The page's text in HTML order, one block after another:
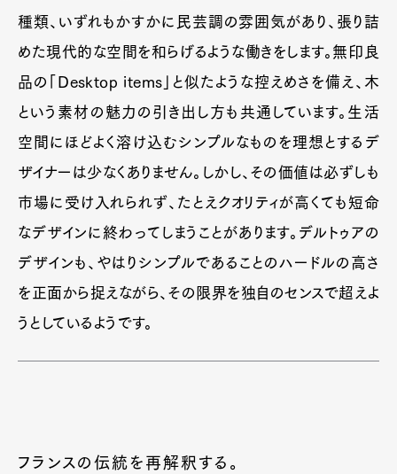
種類、いずれもかすかに民芸調の雰囲気があり、張り詰
めた現代的な空間を和らげるような働きをします。無印良
品の「Desktop items」と似たような控えめさを備え、木
という素材の魅力の引き出し方も共通しています。生活
空間にほどよく溶け込むシンプルなものを理想とするデ
ザイナーは少なくありません。しかし、その価値は必ずしも
市場に受け入れられず、たとえクオリティが高くても短命
なデザインに終わってしまうことがあります。デルトゥアの
デザインも、やはりシンプルであることのハードルの高さ
を正面から捉えながら、その限界を独自のセンスで超えよ
うとしているようです。
フランスの伝統を再解釈する。